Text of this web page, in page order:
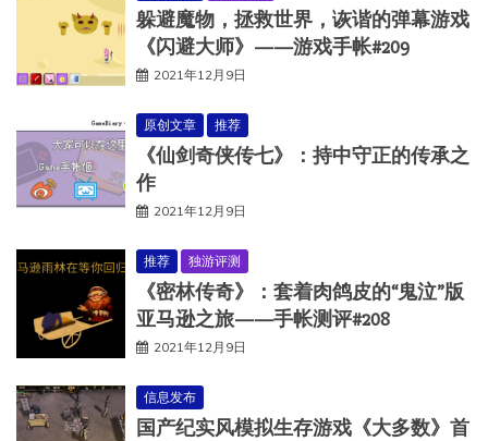
躲避魔物，拯救世界，诙谐的弹幕游戏
《闪避大师》——游戏手帐#209
2021年12月9日
原创文章 推荐
《仙剑奇侠传七》：持中守正的传承之
作
2021年12月9日
推荐 独游评测
《密林传奇》：套着肉鸽皮的“鬼泣”版
亚马逊之旅——手帐测评#208
2021年12月9日
信息发布
国产纪实风模拟生存游戏《大多数》首